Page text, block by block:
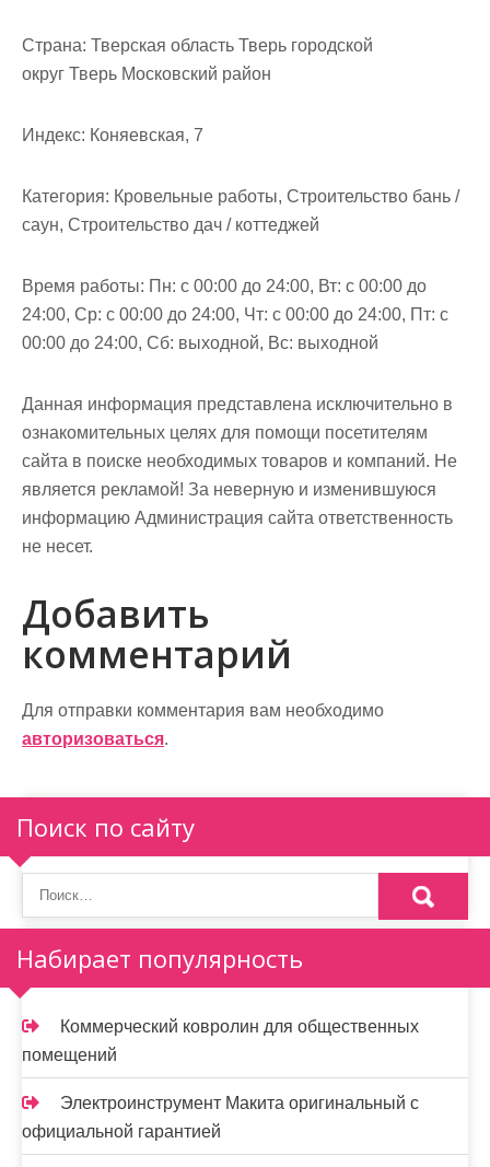
Страна: Тверская область Тверь городской
округ Тверь Московский район
Индекс: Коняевская, 7
Категория: Кровельные работы, Строительство бань /
саун, Строительство дач / коттеджей
Время работы: Пн: с 00:00 до 24:00, Вт: с 00:00 до
24:00, Ср: с 00:00 до 24:00, Чт: с 00:00 до 24:00, Пт: с
00:00 до 24:00, Сб: выходной, Вс: выходной
Данная информация представлена исключительно в
ознакомительных целях для помощи посетителям
сайта в поиске необходимых товаров и компаний. Не
является рекламой! За неверную и изменившуюся
информацию Администрация сайта ответственность
не несет.
Добавить
комментарий
Для отправки комментария вам необходимо
авторизоваться.
Поиск по сайту
Набирает популярность
Коммерческий ковролин для общественных
помещений
Электроинструмент Макита оригинальный с
официальной гарантией